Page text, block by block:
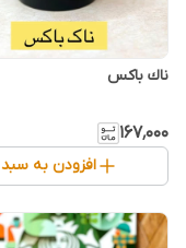
ناك باكس
۱۶۷٬۰۰۰
افزودن به سبد